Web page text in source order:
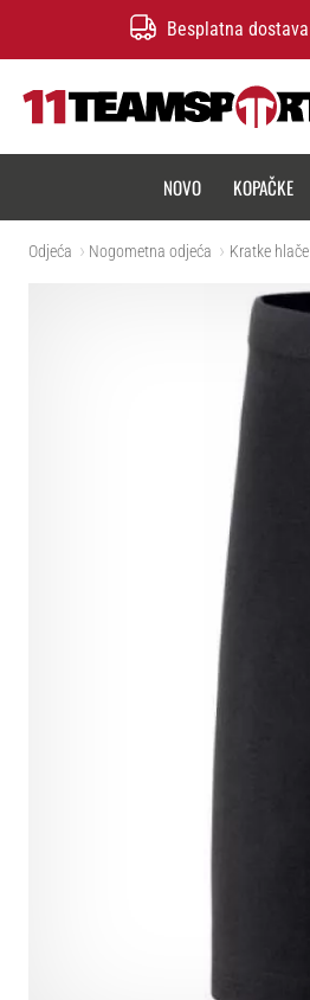
Besplatna dostava
NOVO KOPAČKE
Odjeća Nogometna odjeća Kratke hlače